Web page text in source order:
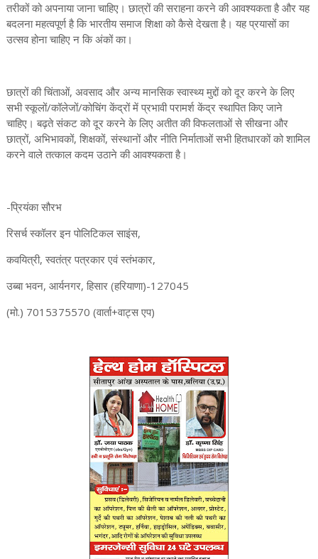
तरीकों को अपनाया जाना चाहिए। छात्रों की सराहना करने की आवश्यकता है और यह
बदलना महत्वपूर्ण है कि भारतीय समाज शिक्षा को कैसे देखता है। यह प्रयासों का
उत्सव होना चाहिए न कि अंकों का।
छात्रों की चिंताओं, अवसाद और अन्य मानसिक स्वास्थ्य मुद्दों को दूर करने के लिए
सभी स्कूलों/कॉलेजों/कोचिंग केंद्रों में प्रभावी परामर्श केंद्र स्थापित किए जाने
चाहिए। बढ़ते संकट को दूर करने के लिए अतीत की विफलताओं से सीखना और
छात्रों, अभिभावकों, शिक्षकों, संस्थानों और नीति निर्माताओं सभी हितधारकों को शामिल
करने वाले तत्काल कदम उठाने की आवश्यकता है।
-प्रियंका सौरभ
रिसर्च स्कॉलर इन पोलिटिकल साइंस,
कवयित्री, स्वतंत्र पत्रकार एवं स्तंभकार,
उब्बा भवन, आर्यनगर, हिसार (हरियाणा)-127045
(मो.) 7015375570 (वार्ता+वाट्स एप)